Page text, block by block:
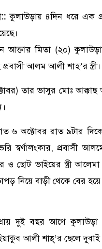
কুলাউড়ায় ৪দিন ধরে এক
আক্তার মিতা (২০)
আলম আলী শাহ’র স্ত্রী।
তার ভাসুর মোঃ আক্কাছ
গত ৬ অক্টোবর রাত ৯টার
স্বর্ণালংকার, প্রবাসী
ও ছোট ভাইয়ের স্ত্রী
নিয়ে বাড়ী থেকে বের
দুই বছর আগে কুলাউড়া
আলী শাহ্’র ছেলে